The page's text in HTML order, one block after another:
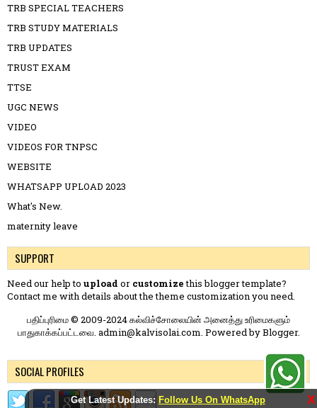
Get Latest Updates: Follow Us On WhatsApp X
TRB SPECIAL TEACHERS
TRB STUDY MATERIALS
TRB UPDATES
TRUST EXAM
TTSE
UGC NEWS
VIDEO
VIDEOS FOR TNPSC
WEBSITE
WHATSAPP UPLOAD 2023
What's New.
maternity leave
SUPPORT
Need our help to upload or customizethis blogger template?
Contact me with details about the theme customization you need.
பதிப்புரிமை © 2009-2024 கல்விச்சோலையின் அனைத்து உரிமைகளும்
பாதுகாக்கப்பட்டவை. admin@kalvisolai.com. Powered byBlogger.
SOCIAL PROFILES